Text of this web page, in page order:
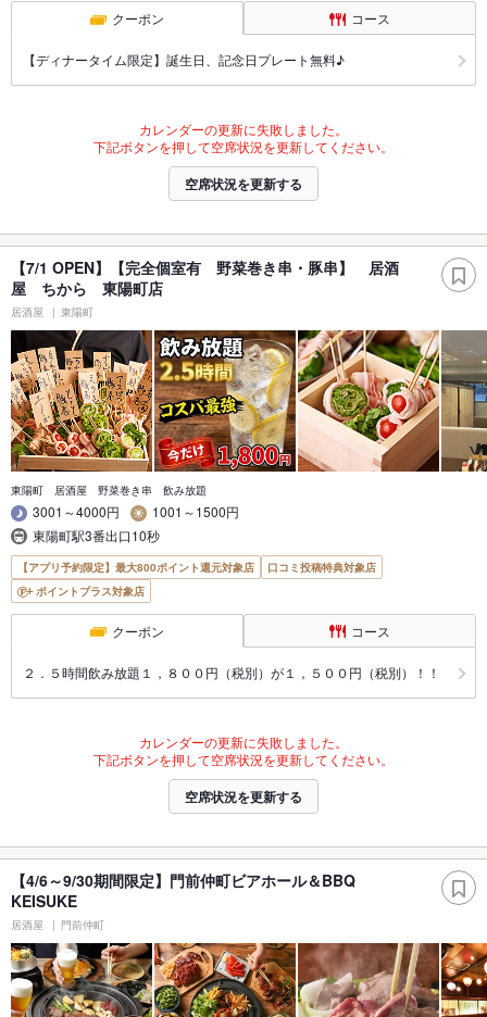
クーポン コース
【ディナータイム限定】誕生日、記念日プレート無料♪
カレンダーの更新に失敗しました。
下記ボタンを押して空席状況を更新してください。
空席状況を更新する
【7/1 OPEN】【完全個室有 野菜巻き串・豚串】 居酒
屋 ちから 東陽町店
居酒屋 東陽町
東陽町 居酒屋 野菜巻き串 飲み放題
3001～4000円
1001～1500円
東陽町駅3番出口10秒
【アプリ予約限定】最大800ポイント還元対象店
口コミ投稿特典対象店
ポイントプラス対象店
クーポン コース
２．５時間飲み放題１，８００円（税別）が１，５００円（税別）！！
カレンダーの更新に失敗しました。
下記ボタンを押して空席状況を更新してください。
空席状況を更新する
【4/6～9/30期間限定】門前仲町ビアホール＆BBQ
KEISUKE
居酒屋 門前仲町